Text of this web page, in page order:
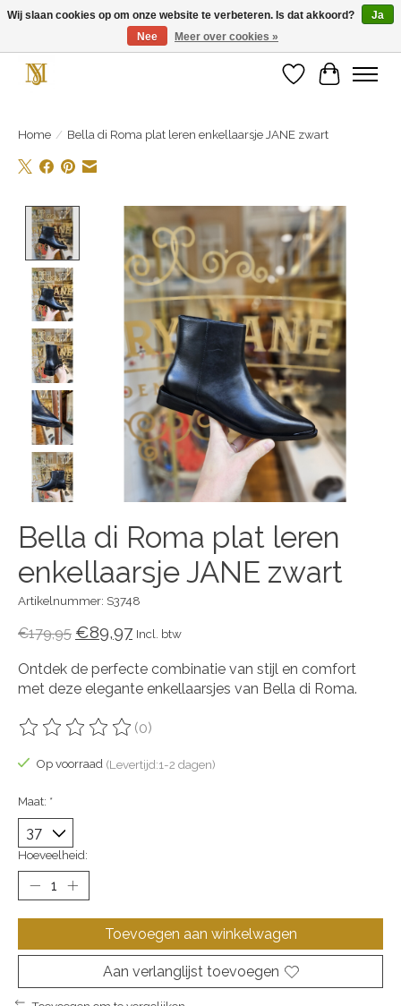
Unieke schoenen en een feestje aan je voeten! Gratis verzending vanaf € 75,-
Verlanglijst
Home / Bella di Roma plat leren enkellaarsje JANE zwart
Product image slideshow Items
Bella di Roma plat leren
enkellaarsje JANE zwart
Artikelnummer: S3748
€179,95 €89,97 Incl. btw
Ontdek de perfecte combinatie van stijl en comfort
met deze elegante enkellaarsjes van Bella di Roma.
De beoordeling van dit product is
(0)
Op voorraad (Levertijd:1-2 dagen)
Maat: *
Hoeveelheid:
Toevoegen aan winkelwagen
Aan verlanglijst toevoegen
Wij slaan cookies op om onze website te verbeteren. Is dat akkoord?
Ja
Nee
Meer over cookies »